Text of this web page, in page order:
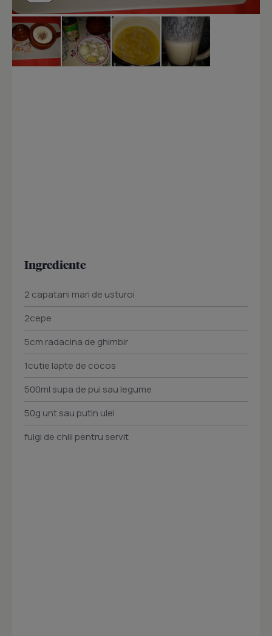
Ingrediente
2 capatani mari de usturoi
2cepe
5cm radacina de ghimbir
1cutie lapte de cocos
500ml supa de pui sau legume
50g unt sau putin ulei
fulgi de chili pentru servit